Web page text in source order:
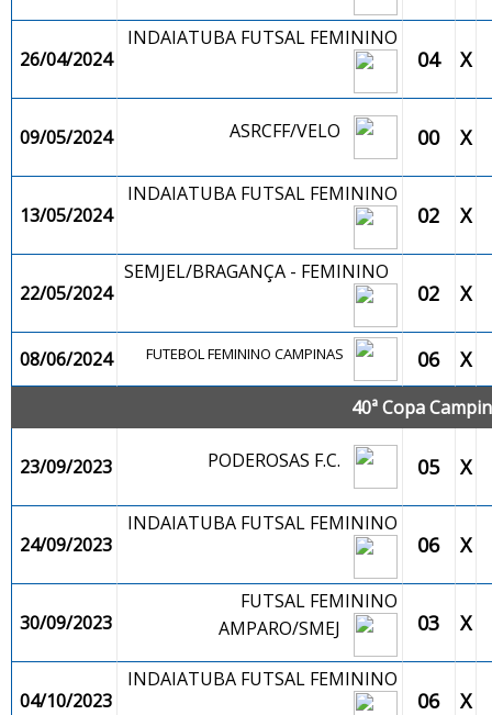
26/04/2024
INDAIATUBA FUTSAL FEMININO
04 X
09/05/2024 ASRCFF/VELO 00 X
13/05/2024
INDAIATUBA FUTSAL FEMININO
02 X
22/05/2024
SEMJEL/BRAGANÇA - FEMININO
02 X
08/06/2024 FUTEBOL FEMININO CAMPINAS 06 X
40ª Copa
23/09/2023 PODEROSAS F.C. 05 X
24/09/2023
INDAIATUBA FUTSAL FEMININO
06 X
30/09/2023
FUTSAL FEMININO
AMPARO/SMEJ
03 X
04/10/2023
INDAIATUBA FUTSAL FEMININO
06 X